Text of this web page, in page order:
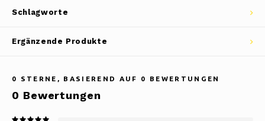
Schlagworte
Ergänzende Produkte
0 STERNE, BASIEREND AUF 0 BEWERTUNGEN
0 Bewertungen